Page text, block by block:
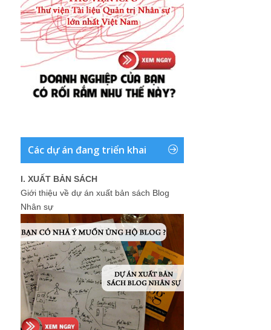
Các dự án đang triển khai
I. XUẤT BẢN SÁCH
Giới thiệu về dự án xuất bản sách Blog
Nhân sự